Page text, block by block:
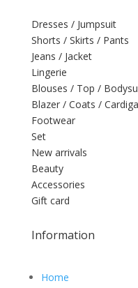
Dresses / Jumpsuit
Shorts / Skirts / Pants
Jeans / Jacket
Lingerie
Blouses / Top /
Blazer / Coats /
Footwear
Set
New arrivals
Beauty
Accessories
Gift card
Information
Home